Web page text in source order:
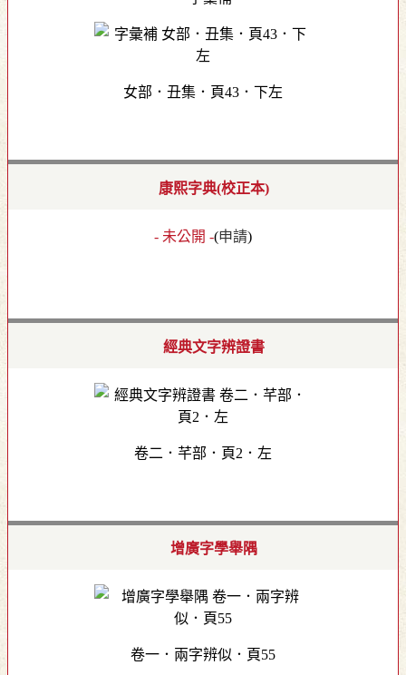
女部．丑集．頁43．下左
康熙字典(校正本)
- 未公開 -(申請)
經典文字辨證書
卷二．芊部．頁2．左
增廣字學舉隅
卷一．兩字辨似．頁55